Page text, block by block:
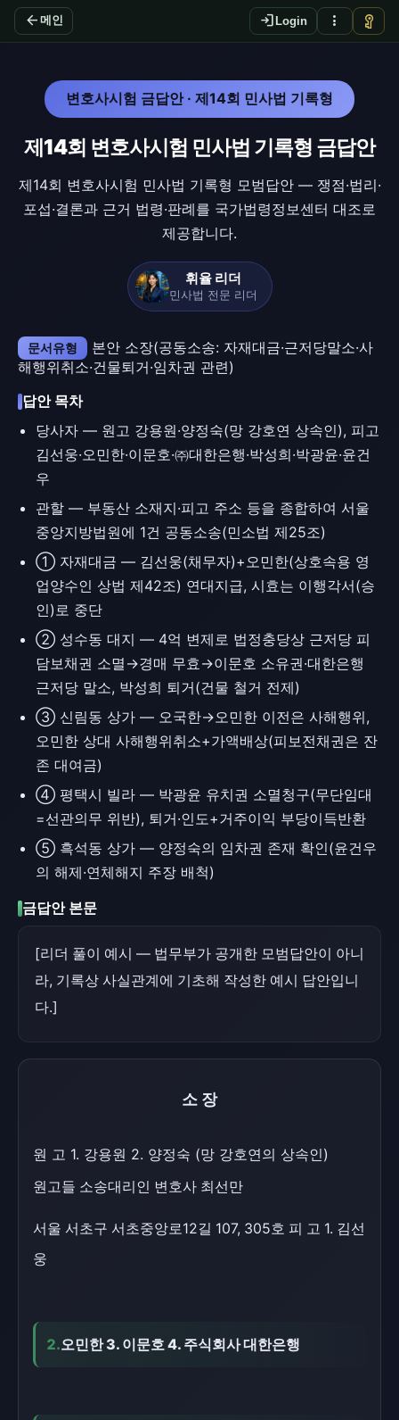
arrow_back 메인 login Login more_vert vpn_key
변호사시험 금답안 · 제14회 민사법 기록형
제14회 변호사시험 민사법 기록형 금답안
제14회 변호사시험 민사법 기록형 모범답안 — 쟁점·법리·
포섭·결론과 근거 법령·판례를 국가법령정보센터 대조로
제공합니다.
휘율 리더
민사법 전문 리더
문서유형
본안 소장(공동소송: 자재대금·근저당말소·사
해행위취소·건물퇴거·임차권 관련)
답안 목차
당사자 — 원고 강용원·양정숙(망 강호연 상속인), 피고
김선웅·오민한·이문호·㈜대한은행·박성희·박광윤·윤건
우
관할 — 부동산 소재지·피고 주소 등을 종합하여 서울
중앙지방법원에 1건 공동소송(민소법 제25조)
① 자재대금 — 김선웅(채무자)+오민한(상호속용 영
업양수인 상법 제42조) 연대지급, 시효는 이행각서(승
인)로 중단
② 성수동 대지 — 4억 변제로 법정충당상 근저당 피
담보채권 소멸→경매 무효→이문호 소유권·대한은행
근저당 말소, 박성희 퇴거(건물 철거 전제)
③ 신림동 상가 — 오국한→오민한 이전은 사해행위,
오민한 상대 사해행위취소+가액배상(피보전채권은 잔
존 대여금)
④ 평택시 빌라 — 박광윤 유치권 소멸청구(무단임대
=선관의무 위반), 퇴거·인도+거주이익 부당이득반환
⑤ 흑석동 상가 — 양정숙의 임차권 존재 확인(윤건우
의 해제·연체해지 주장 배척)
금답안 본문
[리더 풀이 예시 — 법무부가 공개한 모범답안이 아니
라, 기록상 사실관계에 기초해 작성한 예시 답안입니
다.]
소장
원 고 1. 강용원 2. 양정숙 (망 강호연의 상속인)
원고들 소송대리인 변호사 최선만
서울 서초구 서초중앙로12길 107, 305호 피 고 1. 김선
웅
2.오민한 3. 이문호 4. 주식회사 대한은행